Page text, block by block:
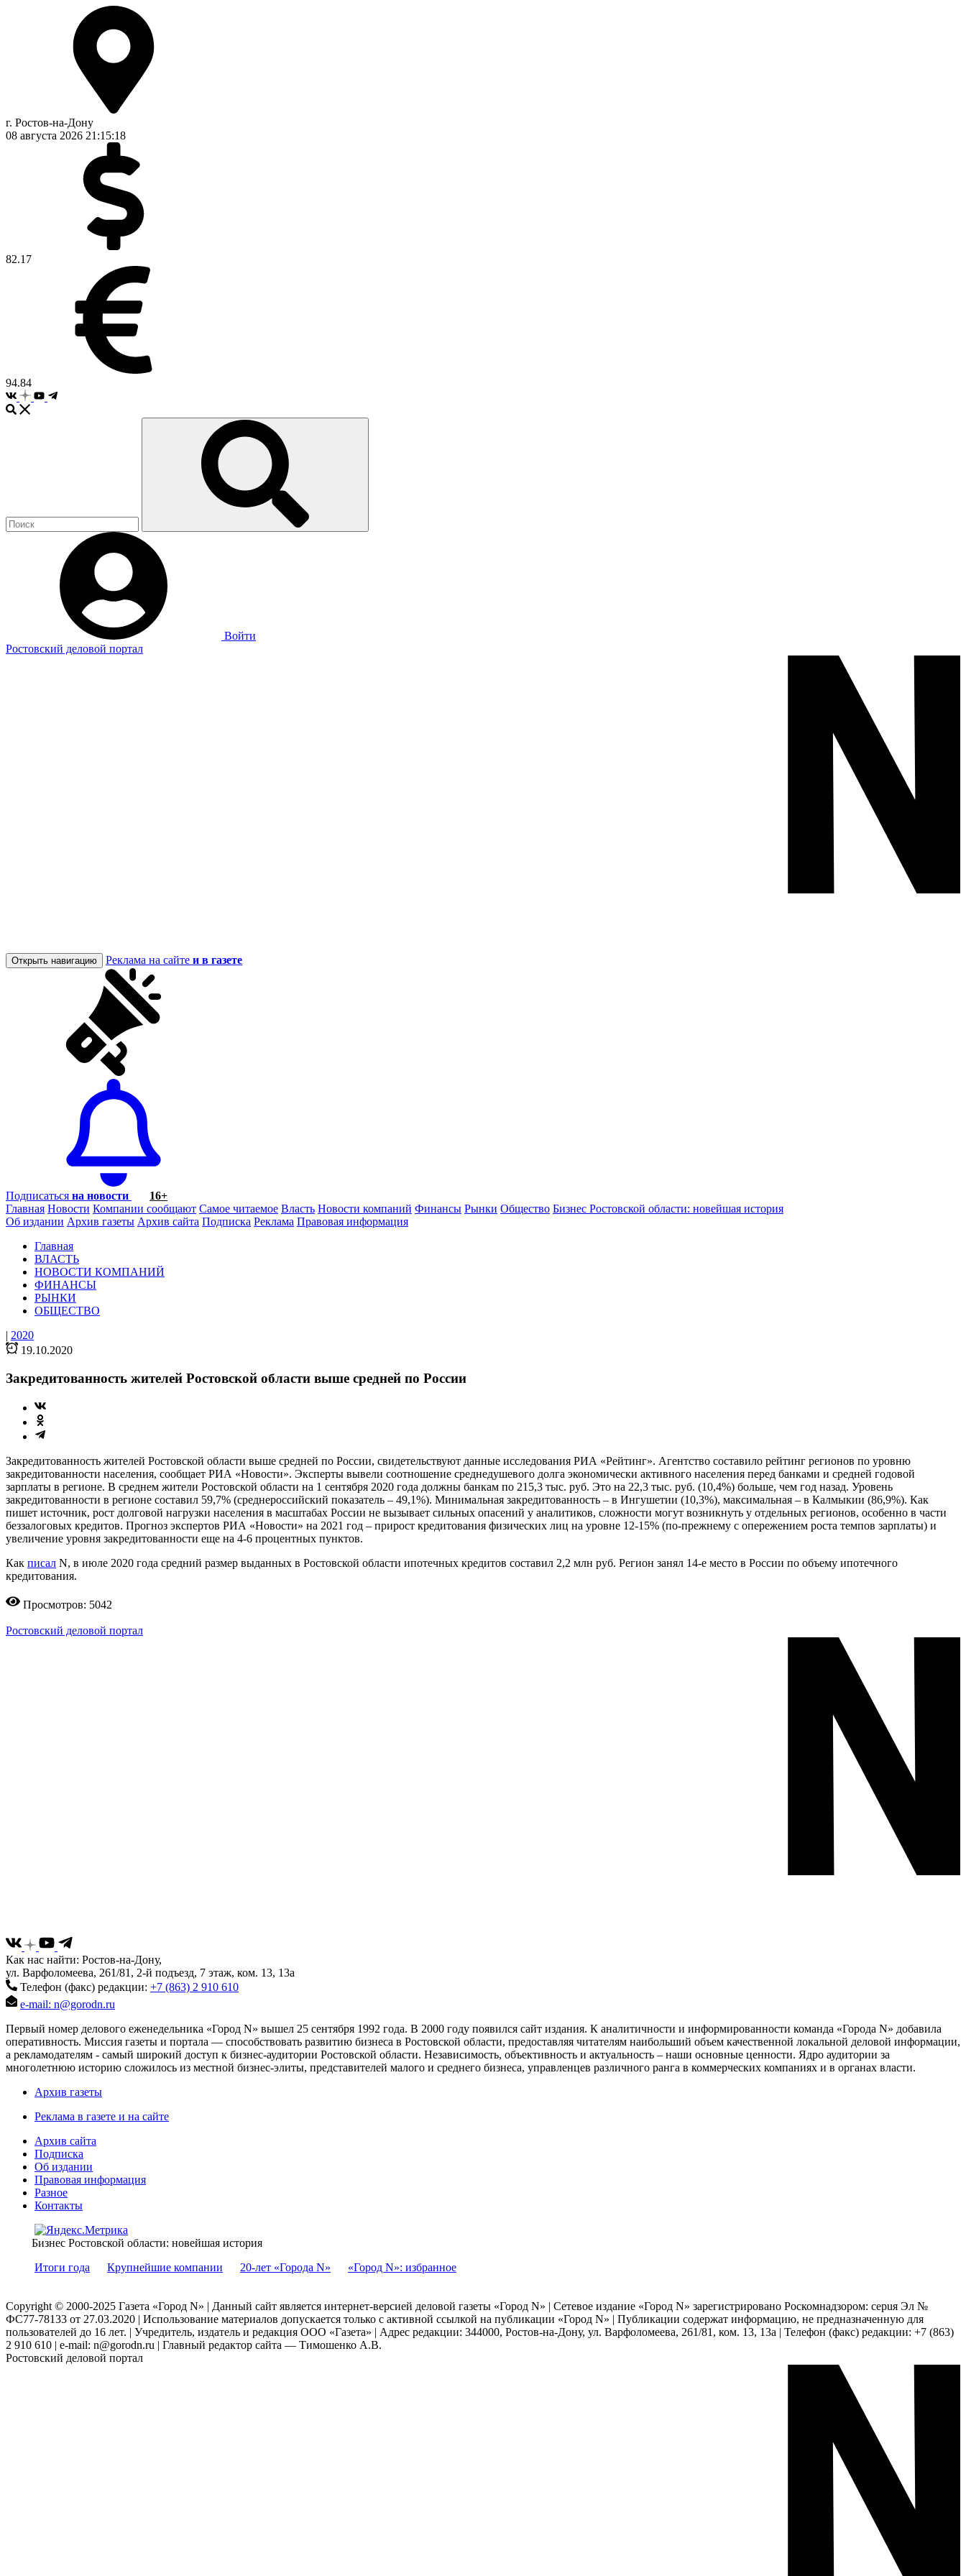
г. Ростов-на-Дону
08 августа 2026 21:15:18
82.17
94.84
Войти
Ростовский деловой портал
Открыть навигацию Реклама на сайте и в газете
Подписаться на новости
16+
Главная Новости Компании сообщают Самое читаемое Власть Новости компаний Финансы Рынки Общество Бизнес Ростовской области: новейшая история
Об издании Архив газеты Архив сайта Подписка Реклама Правовая информация
Главная
ВЛАСТЬ
НОВОСТИ КОМПАНИЙ
ФИНАНСЫ
РЫНКИ
ОБЩЕСТВО
| 2020
19.10.2020
Закредитованность жителей Ростовской области выше средней по России
Закредитованность жителей Ростовской области выше средней по России, свидетельствуют данные исследования РИА «Рейтинг». Агентство составило рейтинг регионов по уровню
закредитованности населения, сообщает РИА «Новости». Эксперты вывели соотношение среднедушевого долга экономически активного населения перед банками и средней годовой
зарплаты в регионе. В среднем жители Ростовской области на 1 сентября 2020 года должны банкам по 215,3 тыс. руб. Это на 22,3 тыс. руб. (10,4%) больше, чем год назад. Уровень
закредитованности в регионе составил 59,7% (среднероссийский показатель – 49,1%). Минимальная закредитованность – в Ингушетии (10,3%), максимальная – в Калмыкии (86,9%). Как
пишет источник, рост долговой нагрузки населения в масштабах России не вызывает сильных опасений у аналитиков, сложности могут возникнуть у отдельных регионов, особенно в части
беззалоговых кредитов. Прогноз экспертов РИА «Новости» на 2021 год – прирост кредитования физических лиц на уровне 12-15% (по-прежнему с опережением роста темпов зарплаты) и
увеличение уровня закредитованности еще на 4-6 процентных пунктов.
Как писал N, в июле 2020 года средний размер выданных в Ростовской области ипотечных кредитов составил 2,2 млн руб. Регион занял 14-е место в России по объему ипотечного
кредитования.
Просмотров: 5042
Ростовский деловой портал
Как нас найти: Ростов-на-Дону,
ул. Варфоломеева, 261/81, 2-й подъезд, 7 этаж, ком. 13, 13а
Телефон (факс) редакции: +7 (863) 2 910 610
e-mail: n@gorodn.ru
Первый номер делового еженедельника «Город N» вышел 25 сентября 1992 года. В 2000 году появился сайт издания. К аналитичности и информированности команда «Города N» добавила
оперативность. Миссия газеты и портала — способствовать развитию бизнеса в Ростовской области, предоставляя читателям наибольший объем качественной локальной деловой информации,
а рекламодателям - самый широкий доступ к бизнес-аудитории Ростовской области. Независимость, объективность и актуальность – наши основные ценности. Ядро аудитории за
многолетнюю историю сложилось из местной бизнес-элиты, представителей малого и среднего бизнеса, управленцев различного ранга в коммерческих компаниях и в органах власти.
Архив газеты
Реклама в газете и на сайте
Архив сайта
Подписка
Об издании
Правовая информация
Разное
Контакты
Бизнес Ростовской области: новейшая история
Итоги года
Крупнейшие компании 20-лет «Города N» «Город N»: избранное
Copyright © 2000-2025 Газета «Город N» | Данный сайт является интернет-версией деловой газеты «Город N» | Сетевое издание «Город N» зарегистрировано Роскомнадзором: серuя Эл №
ФС77-78133 от 27.03.2020 | Использование материалов допускается только с активной ссылкой на публикации «Город N» | Публикации содержат информацию, не предназначенную для
пользователей до 16 лет. | Учредитель, издатель и редакция ООО «Газета» | Адрес редакции: 344000, Ростов-на-Дону, ул. Варфоломеева, 261/81, ком. 13, 13а | Телефон (факс) редакции: +7 (863)
2 910 610 | e-mail: n@gorodn.ru | Главный редактор сайта — Тимошенко А.В.
Ростовский деловой портал